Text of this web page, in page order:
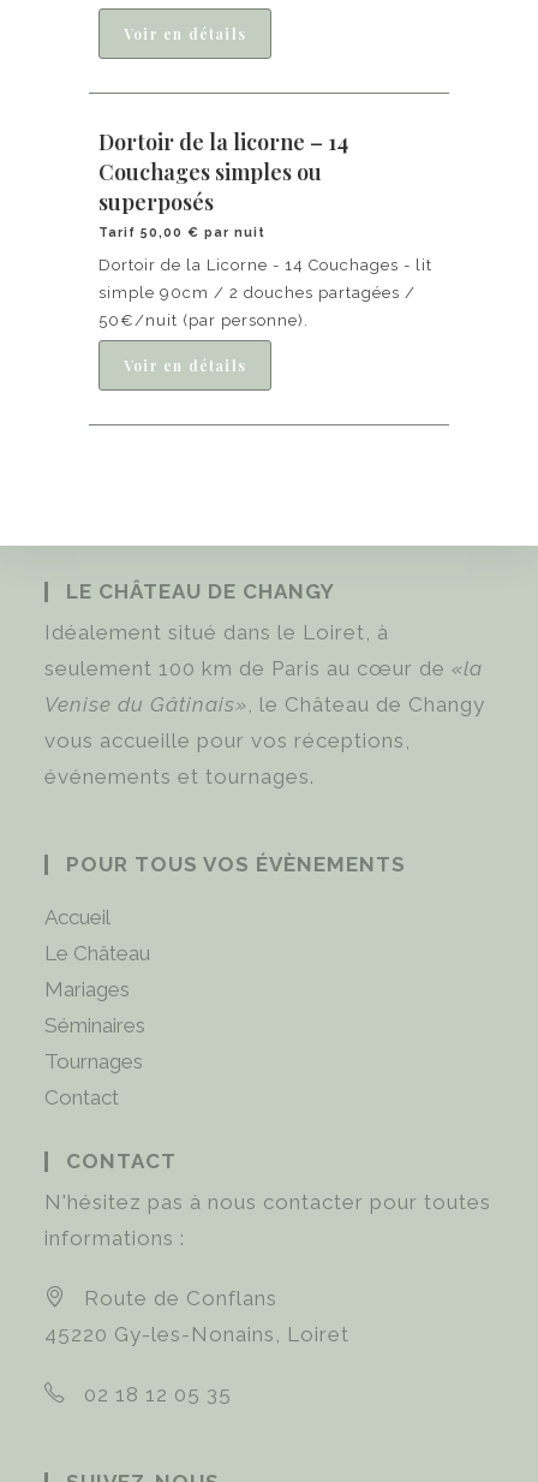
Dortoir de la licorne – 14
Couchages simples ou
superposés
Tarif 50,00 € par nuit
Dortoir de la Licorne - 14 Couchages - lit
simple 90cm / 2 douches partagées /
50€/nuit (par personne).
LE CHÂTEAU DE CHANGY
Idéalement situé dans le Loiret, à
seulement 100 km de Paris au cœur de«la
Venise du Gâtinais», le Château de Changy
vous accueille pour vos réceptions,
événements et tournages.
POUR TOUS VOS ÉVÈNEMENTS
Accueil
Le Château
Mariages
Séminaires
Tournages
Contact
CONTACT
N'hésitez pas à nous contacter pour toutes
informations :
Route de Conflans
45220 Gy-les-Nonains, Loiret
02 18 12 05 35